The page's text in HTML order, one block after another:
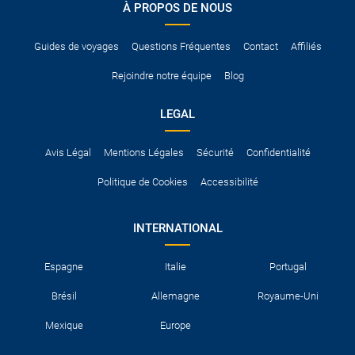
Pour vous en assurer, vous pouvez vous renseigner auprès des
services consulaires du pays concerné.
À PROPOS DE NOUS
Guides de voyages Questions Fréquentes Contact Affiliés
Rejoindre notre équipe Blog
LEGAL
Avis Légal Mentions Légales Sécurité Confidentialité
Politique de Cookies Accessibilité
INTERNATIONAL
Espagne Italie Portugal
Brésil Allemagne Royaume-Uni
Mexique Europe